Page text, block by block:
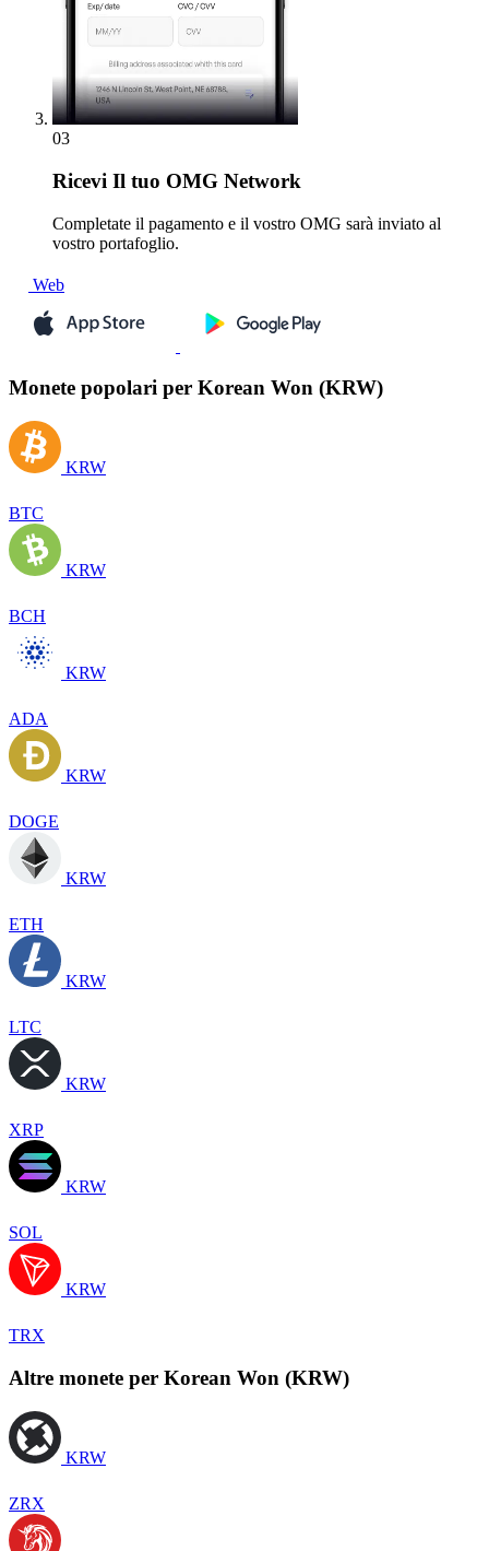
03
Ricevi Il tuo OMG Network
Completate il pagamento e il vostro OMG sarà inviato al
vostro portafoglio.
Web
Monete popolari per Korean Won (KRW)
KRW
BTC
KRW
BCH
KRW
ADA
KRW
DOGE
KRW
ETH
KRW
LTC
KRW
XRP
KRW
SOL
KRW
TRX
Altre monete per Korean Won (KRW)
KRW
ZRX